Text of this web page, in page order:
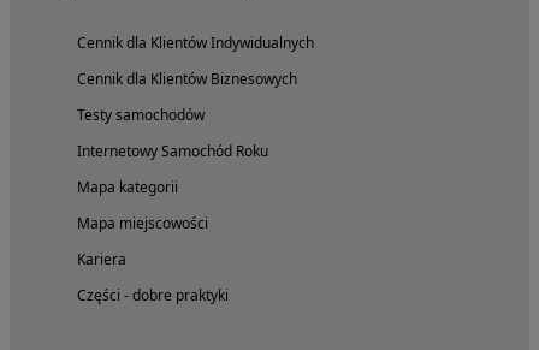
Cennik dla Klientów Indywidualnych
Cennik dla Klientów Biznesowych
Testy samochodów
Internetowy Samochód Roku
Mapa kategorii
Mapa miejscowości
Kariera
Części - dobre praktyki